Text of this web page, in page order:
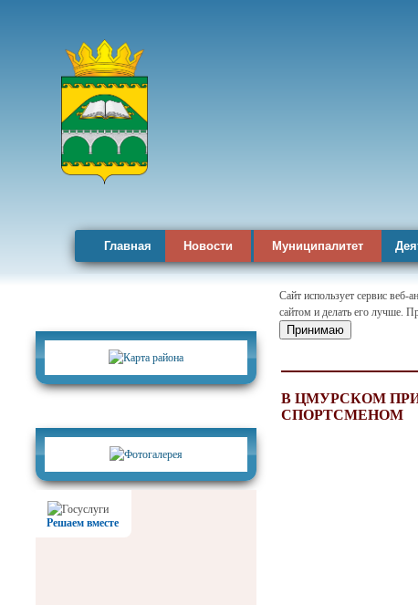
Главная Новости Муниципалитет
Решаем вместе
Сайт использует сервис веб-
сайтом и делать его лучше.
Принимаю
В ЦМУРСКОМ
СПОРТСМЕНОМ